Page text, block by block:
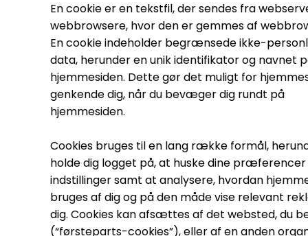
En cookie er en tekstfil, der sendes fra
webbrowsere, hvor den er gemmes af
En cookie indeholder begrænsede ikke-
data, herunder en unik identifikator og navnet
hjemmesiden. Dette gør det muligt for
genkende dig, når du bevæger dig rundt på
hjemmesiden.
Cookies bruges til en lang række formål,
holde dig logget på, at huske dine præferencer
indstillinger samt at analysere, hvordan
bruges af dig og på den måde vise relevant
dig. Cookies kan afsættes af det websted, du
(“førsteparts-cookies”), eller af en anden